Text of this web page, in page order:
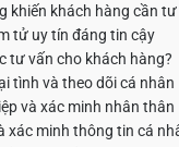
khiến khách hàng cần
tử uy tín đáng tin cậy
tư vấn cho khách hàng?
tình và theo dõi cá nhân
và xác minh nhân thân
xác minh thông tin cá